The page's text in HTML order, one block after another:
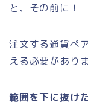
と、その前に！
注文する通貨ペ
える必要がありま
範囲を下に抜け